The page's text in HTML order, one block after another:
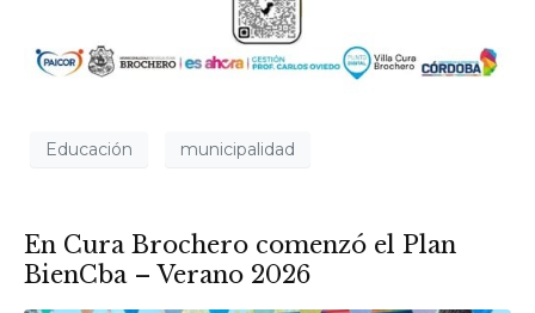
Educación municipalidad
En Cura Brochero comenzó el Plan
BienCba – Verano 2026